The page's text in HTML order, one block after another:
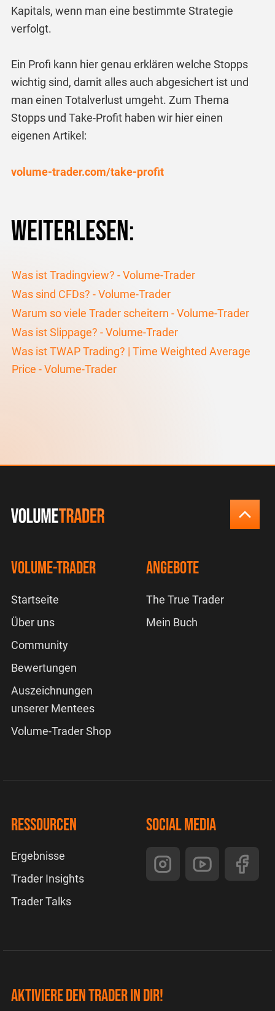
Kapitals, wenn man eine bestimmte Strategie
verfolgt.
Ein Profi kann hier genau erklären welche Stopps
wichtig sind, damit alles auch abgesichert ist und
man einen Totalverlust umgeht. Zum Thema
Stopps und Take-Profit haben wir hier einen
eigenen Artikel:
volume-trader.com/take-profit
Weiterlesen:
Was ist Tradingview? - Volume-Trader
Was sind CFDs? - Volume-Trader
Warum so viele Trader scheitern - Volume-Trader
Was ist Slippage? - Volume-Trader
Was ist TWAP Trading? | Time Weighted Average
Price - Volume-Trader
Volume-Trader
Startseite
Über uns
Community
Bewertungen
Auszeichnungen
unserer Mentees
Volume-Trader Shop
Angebote
The True Trader
Mein Buch
Ressourcen
Ergebnisse
Trader Insights
Trader Talks
Social Media
Aktiviere den Trader in dir!